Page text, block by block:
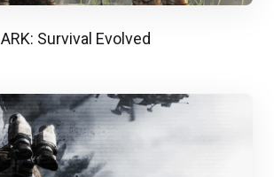
ARK: Survival Evolved